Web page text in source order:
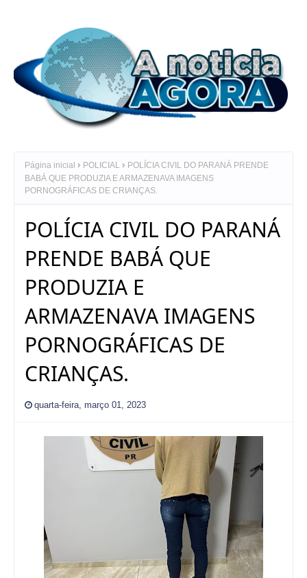
Página inicial POLICIAL
POLÍCIA CIVIL DO PARANÁ PRENDE
BABÁ QUE PRODUZIA E ARMAZENAVA IMAGENS
PORNOGRÁFICAS DE CRIANÇAS.
POLÍCIA CIVIL DO PARANÁ
PRENDE BABÁ QUE
PRODUZIA E
ARMAZENAVA IMAGENS
PORNOGRÁFICAS DE
CRIANÇAS.
quarta-feira, março 01, 2023